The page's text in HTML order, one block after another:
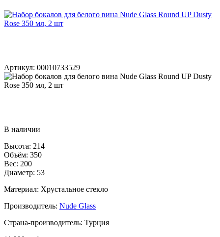
Артикул: 00010733529
В наличии
Высота: 214
Объём: 350
Вес: 200
Диаметр: 53
Материал: Хрустальное стекло
Производитель: Nude Glass
Страна-производитель: Турция